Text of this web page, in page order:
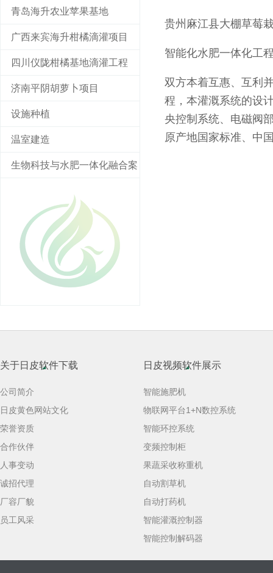
青岛海升农业苹果基地
广西来宾海升柑橘滴灌项目
四川仪陇柑橘基地滴灌工程
济南平阴胡萝卜项目
设施种植
温室建造
生物科技与水肥一体化融合案
贵州麻江县大棚草莓
智能化水肥一体化工
双方本着互惠、互利
程，本灌溉系统的设
央控制系统、电磁阀
原产地国家标准、
关于日皮软件下载
公司简介
日皮黄色网站文化
荣誉资质
合作伙伴
人事变动
诚招代理
厂容厂貌
员工风采
日皮视频软件展示
智能施肥机
物联网平台1+N数控系统
智能环控系统
变频控制柜
果蔬采收称重机
自动割草机
自动打药机
智能灌溉控制器
智能控制解码器